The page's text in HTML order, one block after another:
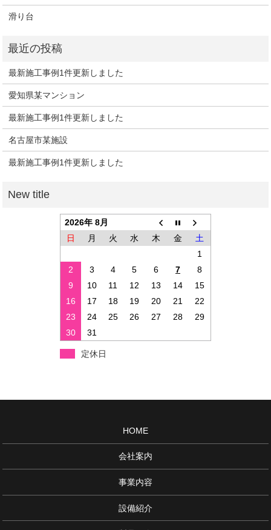
滑り台
最新施工事例1件更新しました
愛知県某マンション
最新施工事例1件更新しました
名古屋市某施設
最新施工事例1件更新しました
2026年 8月
日
月 火 水 木 金
土
1
2
3 4 5 6 7
8
9
10 11 12 13 14
15
16
17 18 19 20 21
22
23
24 25 26 27 28
29
30
31
定休日
HOME
会社案内
事業内容
設備紹介